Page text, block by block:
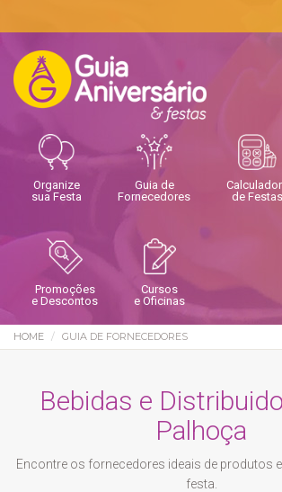
Organize
sua Festa
Guia de
Fornecedores
de Festas
Promoções
e Descontos
Cursos
e Oficinas
HOME GUIA DE FORNECEDORES
Bebidas e
Palhoça
Encontre os fornecedores ideais de produtos
festa.